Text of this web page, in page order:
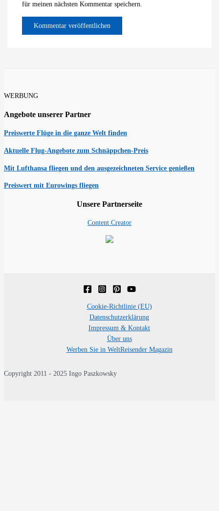
für meinen nächsten Kommentar speichern.
WERBUNG
Angebote unserer Partner
Preiswerte Flüge in die ganze Welt finden
Aktuelle Flug-Angebote zum Schnäppchen-Preis
Mit Lufthansa fliegen und den ausgezeichneten Service genießen
Preiswert mit Eurowings fliegen
Unsere Partnerseite
Content Creator
Cookie-Richtlinie (EU)
Datenschutzerklärung
Impressum & Kontakt
Über uns
Werben Sie in WeltReisender Magazin
Copyright 2011 - 2025 Ingo Paszkowsky